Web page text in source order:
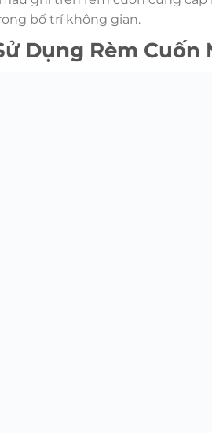
bố trí không gian.
Dụng Rèm Cuốn